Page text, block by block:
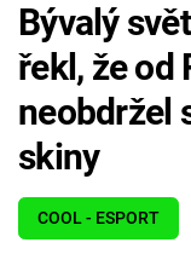
ESCAPE PLNEJ
Témata
COOL - ESPORT
Bývalý
řekl, že od
neobdržel
skiny